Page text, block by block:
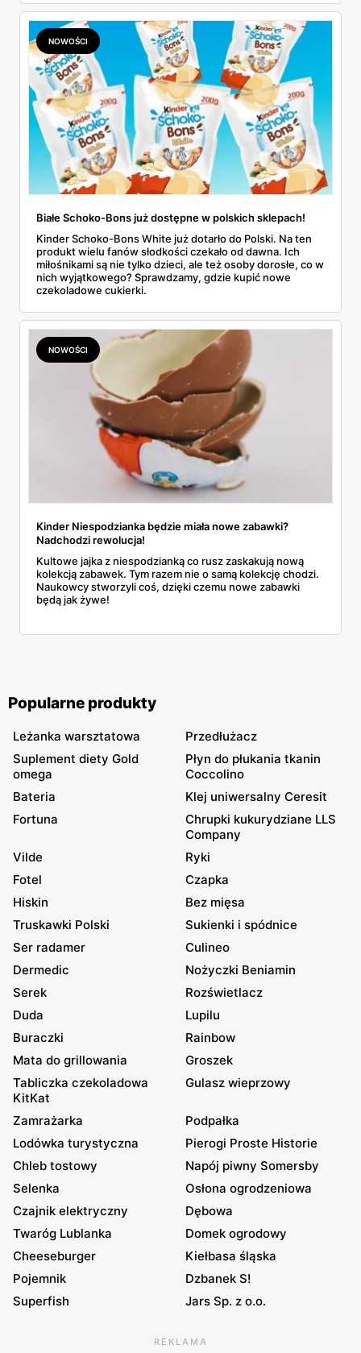
również w innych państwach europejskich. Dowiedz się
więcej!
NOWOŚCI
Białe Schoko-Bons już dostępne w polskich sklepach!
Kinder Schoko-Bons White już dotarło do Polski. Na ten
produkt wielu fanów słodkości czekało od dawna. Ich
miłośnikami są nie tylko dzieci, ale też osoby dorosłe, co w
nich wyjątkowego? Sprawdzamy, gdzie kupić nowe
czekoladowe cukierki.
NOWOŚCI
Kinder Niespodzianka będzie miała nowe zabawki?
Nadchodzi rewolucja!
Kultowe jajka z niespodzianką co rusz zaskakują nową
kolekcją zabawek. Tym razem nie o samą kolekcję chodzi.
Naukowcy stworzyli coś, dzięki czemu nowe zabawki
będą jak żywe!
Popularne produkty
Leżanka warsztatowa
Przedłużacz
Suplement diety Gold
omega
Płyn do płukania tkanin
Coccolino
Bateria
Klej uniwersalny Ceresit
Fortuna
Chrupki kukurydziane LLS
Company
Vilde
Ryki
Fotel
Czapka
Hiskin
Bez mięsa
Truskawki Polski
Sukienki i spódnice
Ser radamer
Culineo
Dermedic
Nożyczki Beniamin
Serek
Rozświetlacz
Duda
Lupilu
Buraczki
Rainbow
Mata do grillowania
Groszek
Tabliczka czekoladowa
KitKat
Gulasz wieprzowy
Zamrażarka
Podpałka
Lodówka turystyczna
Pierogi Proste Historie
Chleb tostowy
Napój piwny Somersby
Selenka
Osłona ogrodzeniowa
Czajnik elektryczny
Dębowa
Twaróg Lublanka
Domek ogrodowy
Cheeseburger
Kiełbasa śląska
Pojemnik
Dzbanek S!
Superfish
Jars Sp. z o.o.
REKLAMA